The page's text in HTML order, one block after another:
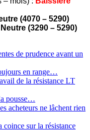
(4070 – 5290)
Neutre (3290 – 5290)
de prudence avant un
en range…
de la résistance LT
pousse…
acheteurs ne lâchent rien
sur la résistance